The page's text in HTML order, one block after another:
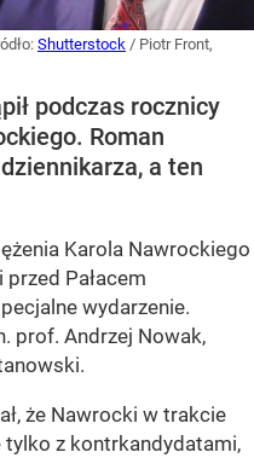
Shutterstock / Piotr Front,
podczas rocznicy
Roman
a ten
Karola Nawrockiego
Pałacem
wydarzenie.
prof. Andrzej Nowak,
że Nawrocki w trakcie
tylko z kontrkandydatami,